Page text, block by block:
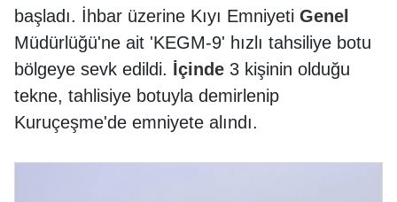
başladı. İhbar üzerine Kıyı Emniyeti Genel
Müdürlüğü'ne ait 'KEGM-9' hızlı tahsiliye botu
bölgeye sevk edildi. İçinde 3 kişinin olduğu
tekne, tahlisiye botuyla demirlenip
Kuruçeşme'de emniyete alındı.